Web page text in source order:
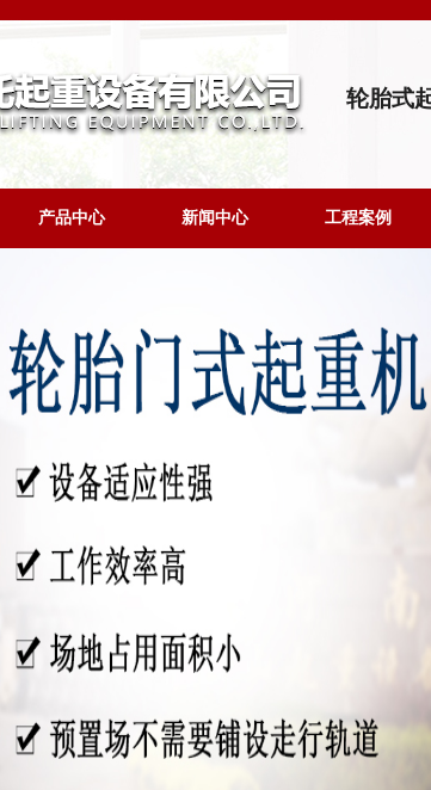
轮胎式
产品中心 新闻中心 工程案例